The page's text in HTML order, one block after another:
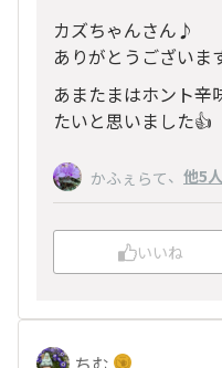
カズちゃんさん♪
ありがとうございま
あまたまはホント辛
たいと思いました👍
かふぇらて、 他5人
いいね